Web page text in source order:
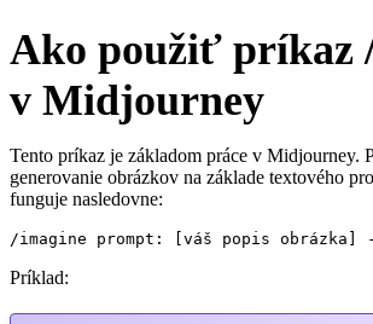
Ako použiť príkaz
v Midjourney
Tento príkaz je základom práce v Midjourney.
generovanie obrázkov na základe textového
funguje nasledovne:
/imagine prompt: [váš popis obrázka]
Príklad: